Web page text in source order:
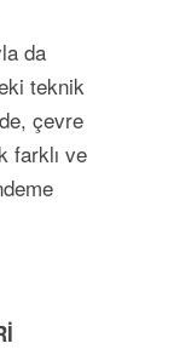
da
teknik
çevre
farklı ve